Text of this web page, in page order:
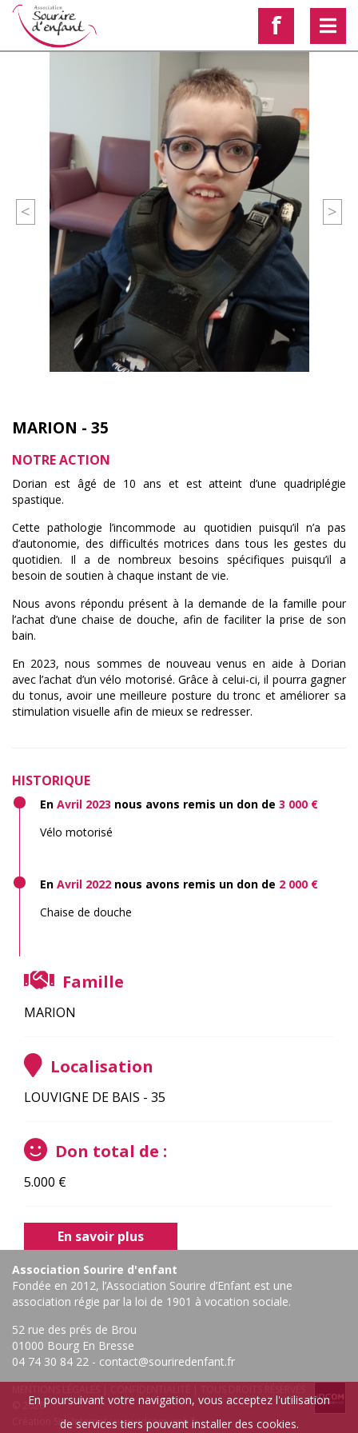
f
< >
MARION - 35
NOTRE ACTION
Dorian est âgé de 10 ans et est atteint d’une quadriplégie
spastique.
Cette pathologie l’incommode au quotidien puisqu’il n’a pas
d’autonomie, des difficultés motrices dans tous les gestes du
quotidien. Il a de nombreux besoins spécifiques puisqu’il a
besoin de soutien à chaque instant de vie.
Nous avons répondu présent à la demande de la famille pour
l’achat d’une chaise de douche, afin de faciliter la prise de son
bain.
En 2023, nous sommes de nouveau venus en aide à Dorian
avec l’achat d’un vélo motorisé. Grâce à celui-ci, il pourra gagner
du tonus, avoir une meilleure posture du tronc et améliorer sa
stimulation visuelle afin de mieux se redresser.
HISTORIQUE
En Avril 2023 nous avons remis un don de 3 000 €
Vélo motorisé
En Avril 2022 nous avons remis un don de 2 000 €
Chaise de douche
Famille
MARION
Localisation
LOUVIGNE DE BAIS - 35
Don total de :
5.000 €
En savoir plus
Association Sourire d'enfant
Fondée en 2012, l’Association Sourire d’Enfant est une
association régie par la loi de 1901 à vocation sociale.
52 rue des prés de Brou
01000 Bourg En Bresse ‎
04 74 30 84 22 - contact@souriredenfant.fr
© 2026
Création Site Internet :www.idcom-web.fr
En poursuivant votre navigation, vous acceptez l'utilisation
de services tiers pouvant installer des cookies.